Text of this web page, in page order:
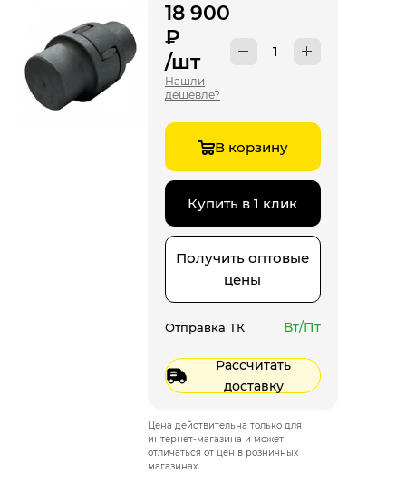
18 900
₽
/шт
Нашли
дешевле?
В корзину
Купить в 1 клик
Получить оптовые
цены
Отправка ТК Вт/Пт
Рассчитать
доставку
Цена действительна только для
интернет-магазина и может
отличаться от цен в розничных
магазинах